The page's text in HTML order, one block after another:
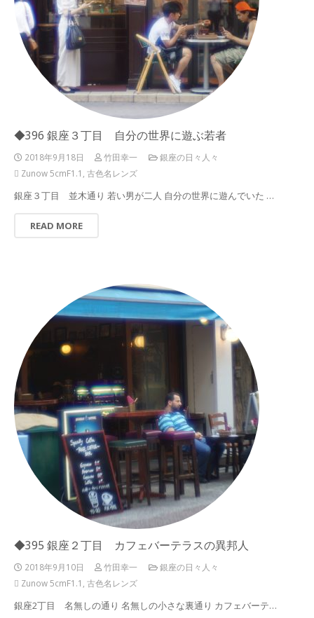
◆396 銀座３丁目 自分の世界に遊ぶ若者
2018年9月18日 竹田幸一
銀座の日々人々
Zunow 5cmF1.1 古色名レンズ
銀座３丁目 並木通り 若い男が二人 自分の世界に遊んでいた …
READ MORE
◆395 銀座２丁目 カフェバーテラスの異邦人
2018年9月10日 竹田幸一
銀座の日々人々
Zunow 5cmF1.1 古色名レンズ
銀座2丁目 名無しの通り 名無しの小さな裏通り カフェバーテ…